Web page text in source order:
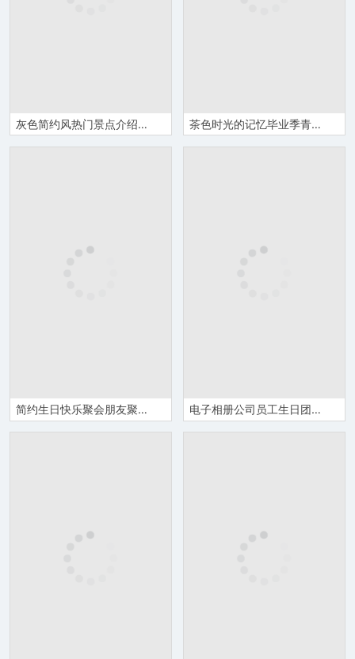
灰色简约风热门景点介绍旅行日记PPT模板 茶色时光的记忆毕业季青春纪念册PPT模板
简约生日快乐聚会朋友聚餐活动员工生日会纪念电子相册生日活动策划PPT模板 电子相册公司员工生日团建部门纪念册PPT模板